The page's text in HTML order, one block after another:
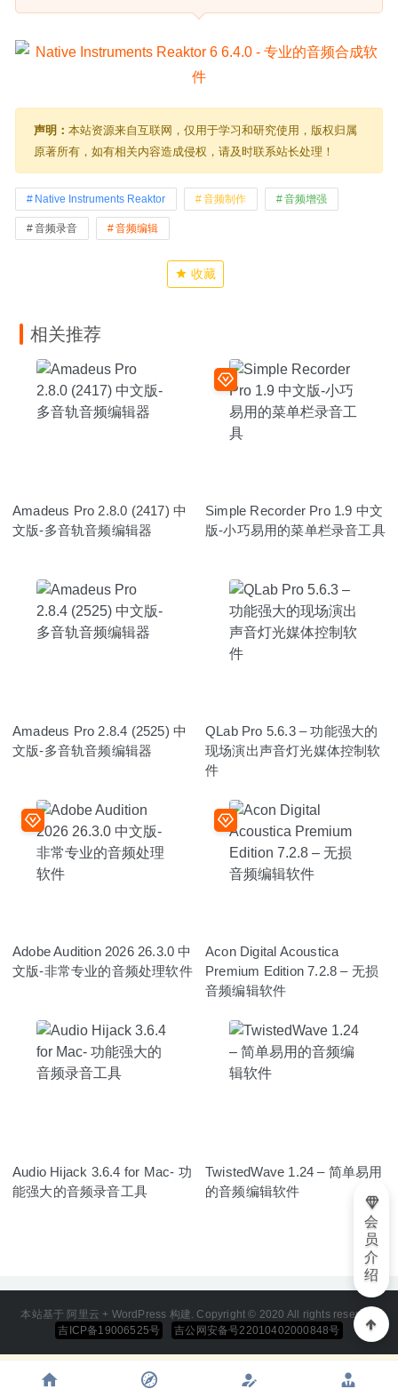
声明： 本站资源来自互联网，仅用于学习和研究使用，版权归属
原著所有，如有相关内容造成侵权，请及时联系站长处理！
Native Instruments Reaktor 音频制作 音频增强
音频录音 音频编辑
收藏
相关推荐
Amadeus Pro 2.8.0 (2417) 中
文版-多音轨音频编辑器
Simple Recorder Pro 1.9 中文
版-小巧易用的菜单栏录音工具
Amadeus Pro 2.8.4 (2525) 中
文版-多音轨音频编辑器
QLab Pro 5.6.3 – 功能强大的
现场演出声音灯光媒体控制软
件
Adobe Audition 2026 26.3.0 中
文版-非常专业的音频处理软件
Acon Digital Acoustica
Premium Edition 7.2.8 – 无损
音频编辑软件
Audio Hijack 3.6.4 for Mac- 功
能强大的音频录音工具
TwistedWave 1.24 – 简单易用
的音频编辑软件
本站基于 阿里云 + WordPress 构建. Copyright © 2020 All rights reserved
吉ICP备19006525号
吉公网安备号22010402000848号
会
员
介
绍